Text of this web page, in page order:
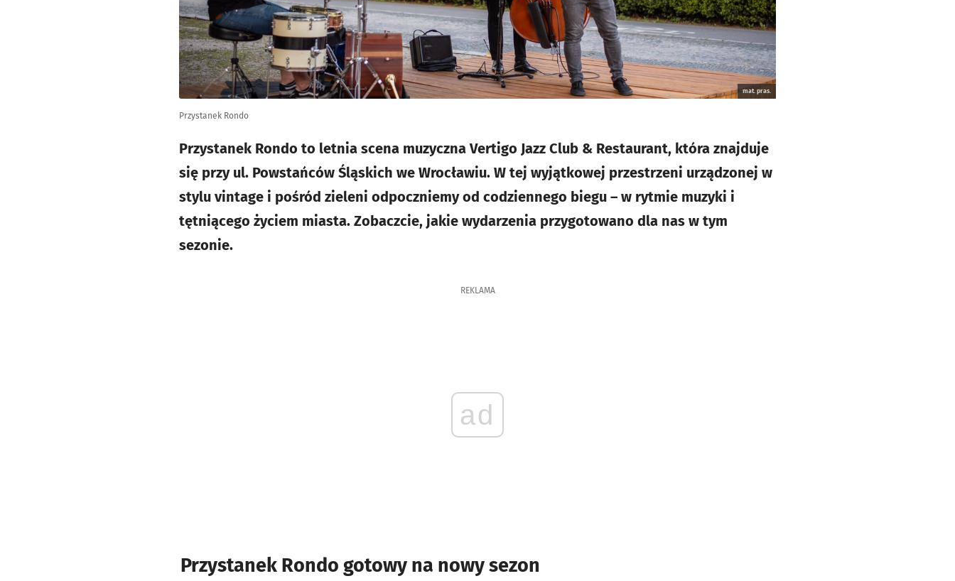
mat. pras.
Przystanek Rondo
Przystanek Rondo to letnia scena muzyczna Vertigo Jazz Club & Restaurant, która znajduje
się przy ul. Powstańców Śląskich we Wrocławiu. W tej wyjątkowej przestrzeni urządzonej w
stylu vintage i pośród zieleni odpoczniemy od codziennego biegu – w rytmie muzyki i
tętniącego życiem miasta. Zobaczcie, jakie wydarzenia przygotowano dla nas w tym
sezonie.
REKLAMA
ad
Przystanek Rondo gotowy na nowy sezon